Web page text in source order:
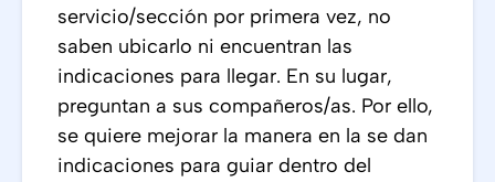
servicio/sección por primera vez, no
saben ubicarlo ni encuentran las
indicaciones para llegar. En su lugar,
preguntan a sus compañeros/as. Por ello,
se quiere mejorar la manera en la se dan
indicaciones para guiar dentro del